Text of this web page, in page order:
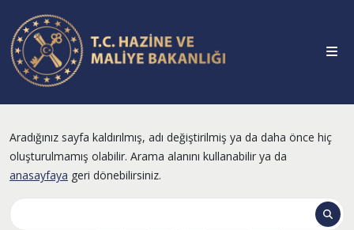
Aradığınız sayfa kaldırılmış, adı değiştirilmiş ya da daha önce hiç
oluşturulmamış olabilir. Arama alanını kullanabilir ya da
anasayfaya geri dönebilirsiniz.